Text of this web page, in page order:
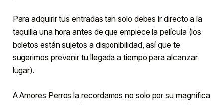
Para adquirir tus entradas tan solo debes ir directo a la
taquilla una hora antes de que empiece la película (los
boletos están sujetos a disponibilidad, así que te
sugerimos prevenir tu llegada a tiempo para alcanzar
lugar).
A Amores Perros la recordamos no solo por su magnífica